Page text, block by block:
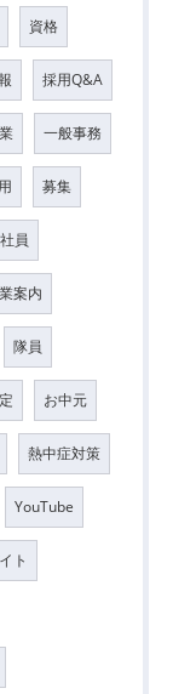
資格
採用Q&A
一般事務
募集
員
案内
隊員
お中元
熱中症対策
YouTube
ト